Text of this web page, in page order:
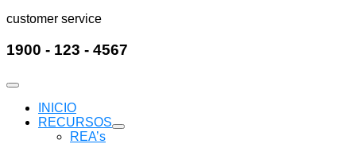
customer service
1900 - 123 - 4567
INICIO
RECURSOS
Mostrar
REA’s